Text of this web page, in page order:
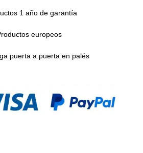
1 año de garantía
europeos
puerta a puerta en palés